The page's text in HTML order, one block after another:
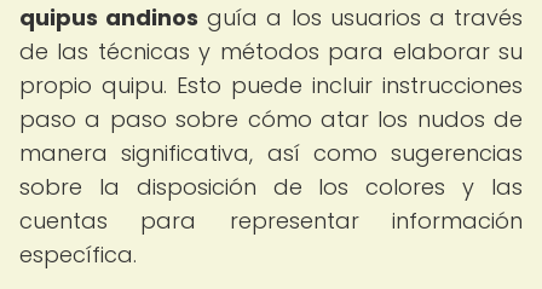
quipus andinos guía a los usuarios a través
de las técnicas y métodos para elaborar su
propio quipu. Esto puede incluir instrucciones
paso a paso sobre cómo atar los nudos de
manera significativa, así como sugerencias
sobre la disposición de los colores y las
cuentas para representar información
específica.